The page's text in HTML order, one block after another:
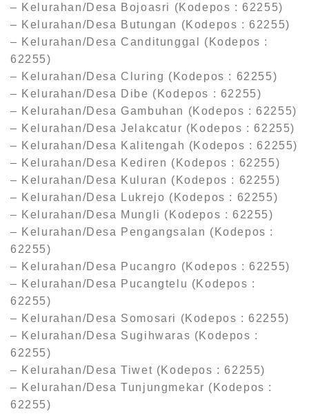
– Kelurahan/Desa Bojoasri (Kodepos : 62255)
– Kelurahan/Desa Butungan (Kodepos : 62255)
– Kelurahan/Desa Canditunggal (Kodepos :
62255)
– Kelurahan/Desa Cluring (Kodepos : 62255)
– Kelurahan/Desa Dibe (Kodepos : 62255)
– Kelurahan/Desa Gambuhan (Kodepos : 62255)
– Kelurahan/Desa Jelakcatur (Kodepos : 62255)
– Kelurahan/Desa Kalitengah (Kodepos : 62255)
– Kelurahan/Desa Kediren (Kodepos : 62255)
– Kelurahan/Desa Kuluran (Kodepos : 62255)
– Kelurahan/Desa Lukrejo (Kodepos : 62255)
– Kelurahan/Desa Mungli (Kodepos : 62255)
– Kelurahan/Desa Pengangsalan (Kodepos :
62255)
– Kelurahan/Desa Pucangro (Kodepos : 62255)
– Kelurahan/Desa Pucangtelu (Kodepos :
62255)
– Kelurahan/Desa Somosari (Kodepos : 62255)
– Kelurahan/Desa Sugihwaras (Kodepos :
62255)
– Kelurahan/Desa Tiwet (Kodepos : 62255)
– Kelurahan/Desa Tunjungmekar (Kodepos :
62255)